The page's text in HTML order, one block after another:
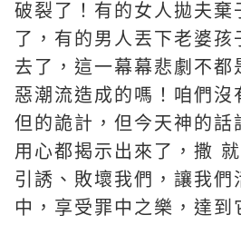
破裂了！有的女人拋夫棄
了，有的男人丟下老婆孩
去了，這一幕幕悲劇不都
惡潮流造成的嗎！咱們沒
但的詭計，但今天神的話
用心都揭示出來了，撒
引誘、敗壞我們，讓我們
中，享受罪中之樂，達到